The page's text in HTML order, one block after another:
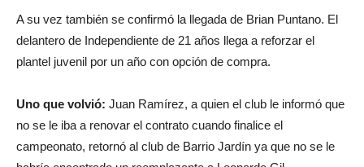
A su vez también se confirmó la llegada de Brian Puntano. El
delantero de Independiente de 21 años llega a reforzar el
plantel juvenil por un año con opción de compra.
Uno que volvió: Juan Ramírez, a quien el club le informó que
no se le iba a renovar el contrato cuando finalice el
campeonato, retornó al club de Barrio Jardín ya que no se le